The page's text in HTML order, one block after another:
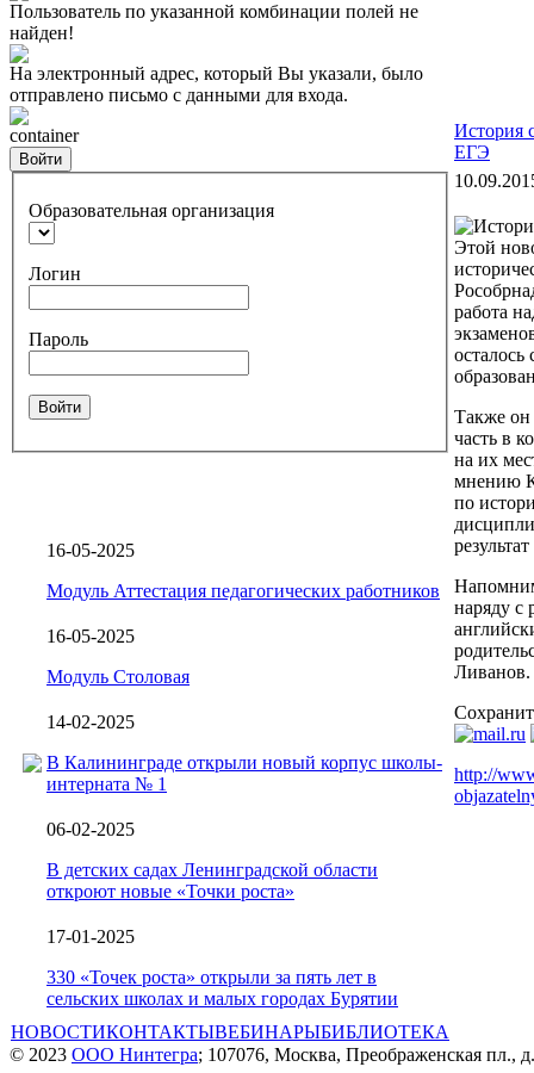
Пользователь по указанной комбинации полей не
найден!
На электронный адрес, который Вы указали, было
отправлено письмо с данными для входа.
container
Войти
Образовательная организация
Логин
Пароль
Войти
16-05-2025
Модуль Аттестация педагогических работников
16-05-2025
Модуль Столовая
14-02-2025
В Калининграде открыли новый корпус школы-
интерната № 1
06-02-2025
В детских садах Ленинградской области
откроют новые «Точки роста»
17-01-2025
330 «Точек роста» открыли за пять лет в
сельских школах и малых городах Бурятии
История
ЕГЭ
Этой
работа
осталось
Также он
часть в
на их
мнению
по
наряду с
Ливанов.
http://
НОВОСТИКОНТАКТЫВЕБИНАРЫБИБЛИОТЕКА
© 2023 ООО Нинтегра; 107076, Москва, Преображенская пл.,